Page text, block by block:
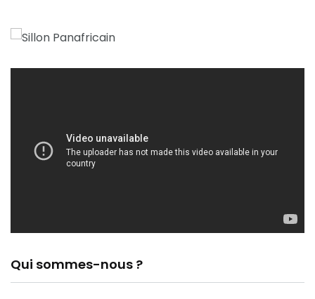
Qui sommes-nous ?